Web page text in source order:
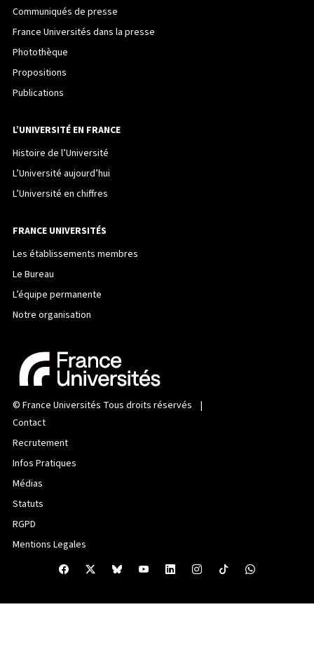
Communiqués de presse
France Universités dans la presse
Photothèque
Propositions
Publications
L’UNIVERSITÉ EN FRANCE
Histoire de l’Université
L’Université aujourd’hui
L’Université en chiffres
FRANCE UNIVERSITÉS
Les établissements membres
Le Bureau
L’équipe permanente
Notre organisation
© France Universités Tous droits réservés |
Contact
Recrutement
Infos Pratiques
Médias
Statuts
RGPD
Mentions Legales